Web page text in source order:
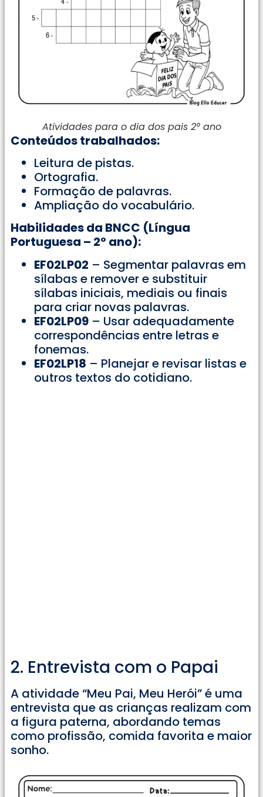
Atividades para o dia dos pais 2° ano
Conteúdos trabalhados:
Leitura de pistas.
Ortografia.
Formação de palavras.
Ampliação do vocabulário.
Habilidades da BNCC (Língua
Portuguesa – 2º ano):
EF02LP02 – Segmentar palavras em
sílabas e remover e substituir
sílabas iniciais, mediais ou finais
para criar novas palavras.
EF02LP09 – Usar adequadamente
correspondências entre letras e
fonemas.
EF02LP18 – Planejar e revisar listas e
outros textos do cotidiano.
2. Entrevista com o Papai
A atividade “Meu Pai, Meu Herói” é uma
entrevista que as crianças realizam com
a figura paterna, abordando temas
como profissão, comida favorita e maior
sonho.